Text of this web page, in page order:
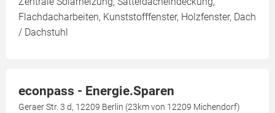
Flachdacharbeiten, Kunststofffenster, Holzfenster, Dach
/ Dachstuhl
econpass - Energie.Sparen
Geraer Str. 3 d, 12209 Berlin (23km von 12209 Michendorf)